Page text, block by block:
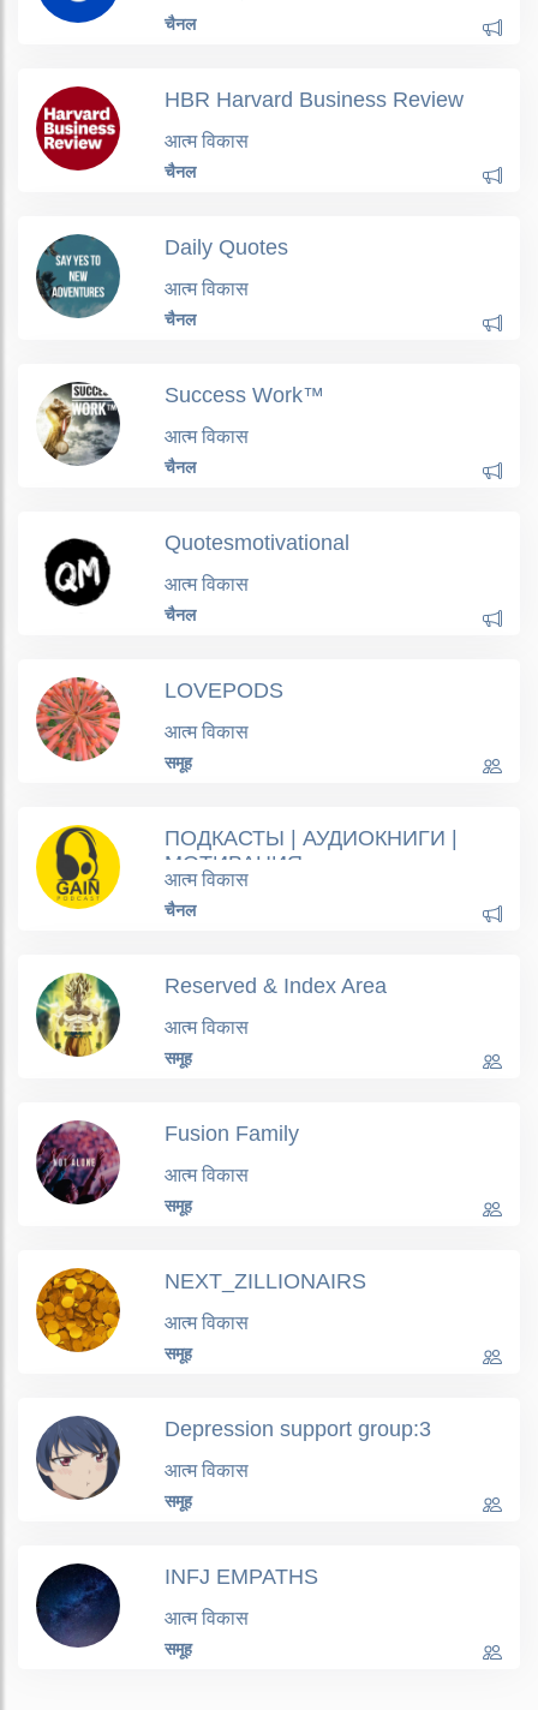
चैनल
HBR Harvard Business Review
आत्म विकास
चैनल
Daily Quotes
आत्म विकास
चैनल
Success Work™
आत्म विकास
चैनल
Quotesmotivational
आत्म विकास
चैनल
LOVEPODS
आत्म विकास
समूह
ПОДКАСТЫ | АУДИОКНИГИ |
МОТИВАЦИЯ
आत्म विकास
चैनल
Reserved & Index Area
आत्म विकास
समूह
Fusion Family
आत्म विकास
समूह
NEXT_ZILLIONAIRS
आत्म विकास
समूह
Depression support group:3
आत्म विकास
समूह
INFJ EMPATHS
आत्म विकास
समूह